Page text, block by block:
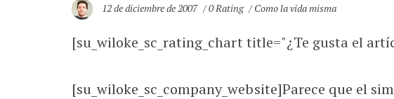
12 de diciembre de 2007 0 Rating Como la vida misma
[su_wiloke_sc_rating_chart title="¿Te gusta el
[su_wiloke_sc_company_website]Parece que el